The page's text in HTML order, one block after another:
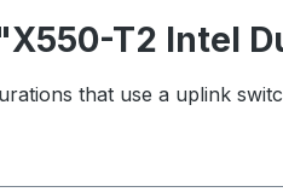
T2 Intel
that use a uplink